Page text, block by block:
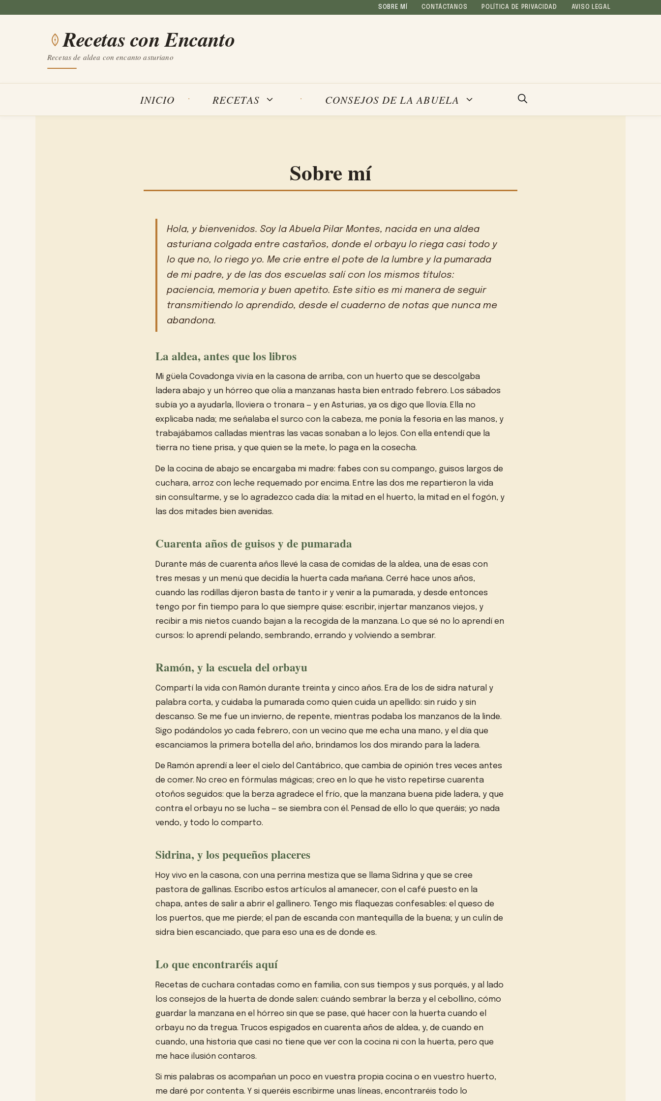
contenido
SOBRE MÍ CONTÁCTANOS POLÍTICA DE PRIVACIDAD AVISO LEGAL
Recetas con Encanto
Recetas de aldea con encanto asturiano
INICIO RECETAS CONSEJOS DE LA ABUELA
Sobre mí
Hola, y bienvenidos. Soy la Abuela Pilar Montes, nacida en una aldea
asturiana colgada entre castaños, donde el orbayu lo riega casi todo y
lo que no, lo riego yo. Me crie entre el pote de la lumbre y la pumarada
de mi padre, y de las dos escuelas salí con los mismos títulos:
paciencia, memoria y buen apetito. Este sitio es mi manera de seguir
transmitiendo lo aprendido, desde el cuaderno de notas que nunca me
abandona.
La aldea, antes que los libros
Mi güela Covadonga vivía en la casona de arriba, con un huerto que se descolgaba
ladera abajo y un hórreo que olía a manzanas hasta bien entrado febrero. Los sábados
subía yo a ayudarla, lloviera o tronara — y en Asturias, ya os digo que llovía. Ella no
explicaba nada; me señalaba el surco con la cabeza, me ponía la fesoria en las manos, y
trabajábamos calladas mientras las vacas sonaban a lo lejos. Con ella entendí que la
tierra no tiene prisa, y que quien se la mete, lo paga en la cosecha.
De la cocina de abajo se encargaba mi madre: fabes con su compango, guisos largos de
cuchara, arroz con leche requemado por encima. Entre las dos me repartieron la vida
sin consultarme, y se lo agradezco cada día: la mitad en el huerto, la mitad en el fogón, y
las dos mitades bien avenidas.
Cuarenta años de guisos y de pumarada
Durante más de cuarenta años llevé la casa de comidas de la aldea, una de esas con
tres mesas y un menú que decidía la huerta cada mañana. Cerré hace unos años,
cuando las rodillas dijeron basta de tanto ir y venir a la pumarada, y desde entonces
tengo por fin tiempo para lo que siempre quise: escribir, injertar manzanos viejos, y
recibir a mis nietos cuando bajan a la recogida de la manzana. Lo que sé no lo aprendí en
cursos: lo aprendí pelando, sembrando, errando y volviendo a sembrar.
Ramón, y la escuela del orbayu
Compartí la vida con Ramón durante treinta y cinco años. Era de los de sidra natural y
palabra corta, y cuidaba la pumarada como quien cuida un apellido: sin ruido y sin
descanso. Se me fue un invierno, de repente, mientras podaba los manzanos de la linde.
Sigo podándolos yo cada febrero, con un vecino que me echa una mano, y el día que
escanciamos la primera botella del año, brindamos los dos mirando para la ladera.
De Ramón aprendí a leer el cielo del Cantábrico, que cambia de opinión tres veces antes
de comer. No creo en fórmulas mágicas; creo en lo que he visto repetirse cuarenta
otoños seguidos: que la berza agradece el frío, que la manzana buena pide ladera, y que
contra el orbayu no se lucha — se siembra con él. Pensad de ello lo que queráis; yo nada
vendo, y todo lo comparto.
Sidrina, y los pequeños placeres
Hoy vivo en la casona, con una perrina mestiza que se llama Sidrina y que se cree
pastora de gallinas. Escribo estos artículos al amanecer, con el café puesto en la
chapa, antes de salir a abrir el gallinero. Tengo mis flaquezas confesables: el queso de
los puertos, que me pierde; el pan de escanda con mantequilla de la buena; y un culín de
sidra bien escanciado, que para eso una es de donde es.
Lo que encontraréis aquí
Recetas de cuchara contadas como en familia, con sus tiempos y sus porqués, y al lado
los consejos de la huerta de donde salen: cuándo sembrar la berza y el cebollino, cómo
guardar la manzana en el hórreo sin que se pase, qué hacer con la huerta cuando el
orbayu no da tregua. Trucos espigados en cuarenta años de aldea, y, de cuando en
cuando, una historia que casi no tiene que ver con la cocina ni con la huerta, pero que
me hace ilusión contaros.
Si mis palabras os acompañan un poco en vuestra propia cocina o en vuestro huerto,
me daré por contenta. Y si queréis escribirme unas líneas, encontraréis todo lo